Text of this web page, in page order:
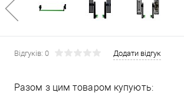
Відгуків: 0 Додати відгук
Разом з цим товаром купують: